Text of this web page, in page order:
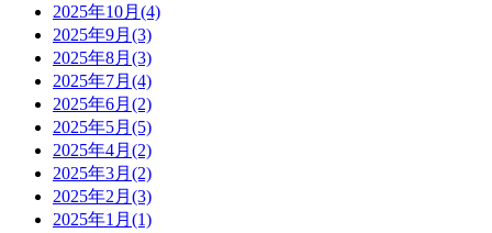
2025年10月(4)
2025年9月(3)
2025年8月(3)
2025年7月(4)
2025年6月(2)
2025年5月(5)
2025年4月(2)
2025年3月(2)
2025年2月(3)
2025年1月(1)